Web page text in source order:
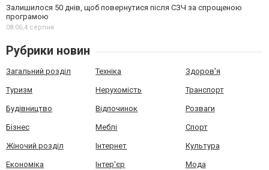
Залишилося 50 днів, щоб повернутися після СЗЧ за спрощеною
програмою
08:06,4 серпня
Рубрики новин
Загальний розділ Техніка Здоров'я
Туризм Нерухомість Транспорт
Будівництво Відпочинок Розваги
Бізнес Меблі Спорт
Жіночий розділ Інтернет Культура
Економіка Інтер'єр Мода